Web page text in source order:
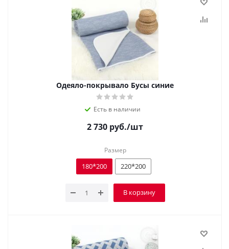
Одеяло-покрывало Бусы синие
Есть в наличии
2 730 руб./шт
Размер
180*200 220*200
В корзину